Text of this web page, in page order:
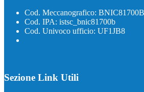
Cod. Meccanografico: BNIC81700B
Cod. IPA: istsc_bnic81700b
Cod. Univoco ufficio: UF1JB8
Sezione Link Utili